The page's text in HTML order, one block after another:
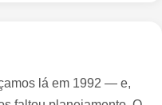
lá em 1992 — e,